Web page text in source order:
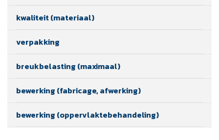
kwaliteit (materiaal)
verpakking
breukbelasting (maximaal)
bewerking (fabricage, afwerking)
bewerking (oppervlaktebehandeling)